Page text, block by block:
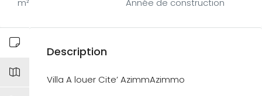
m² Année de construction
Description
Villa A louer Cite’ AzimmAzimmo